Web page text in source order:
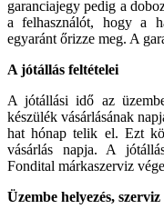
garanciajegy pedig a
a felhasználót, hogy a
egyaránt őrizze meg. A
A jótállás feltételei
A jótállási idő az
készülék vásárlásának
hat hónap telik el. Ezt
vásárlás napja. A
Fondital márkaszerviz
Üzembe helyezés, szerviz